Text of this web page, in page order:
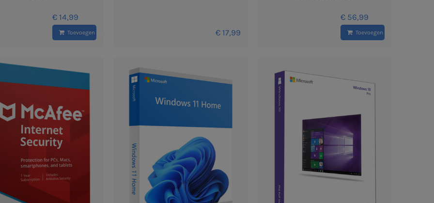
€ 14,99
Toevoegen aan winkelwagen €17,99
€ 56,99
Toevoegen aan winkelwagen